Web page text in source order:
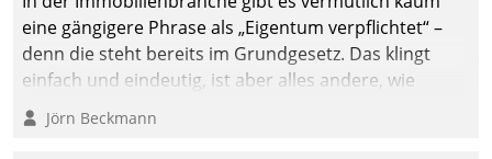
eine gängigere Phrase als „Eigentum verpflichtet“ –
denn die steht bereits im Grundgesetz. Das klingt
einfach und eindeutig, ist aber alles andere, wie
Branchenbeschäftigte wissen. Denn mit der
Verantwortung folgen Verpflichtungen.
Jörn Beckmann